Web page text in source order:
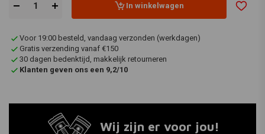
In winkelwagen
Voor 19:00 besteld, vandaag verzonden (werkdagen)
Gratis verzending vanaf €150
30 dagen bedenktijd, makkelijk retourneren
Klanten geven ons een 9,2/10
Wij zijn er voor jou!